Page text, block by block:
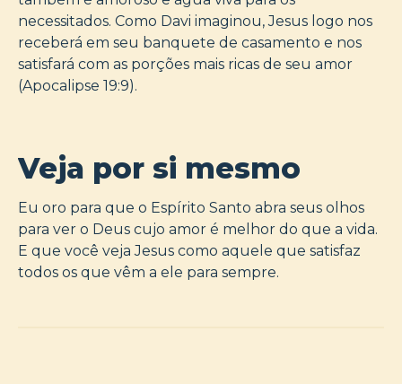
necessitados. Como Davi imaginou, Jesus logo nos
receberá em seu banquete de casamento e nos
satisfará com as porções mais ricas de seu amor
(Apocalipse 19:9).
Veja por si mesmo
Eu oro para que o Espírito Santo abra seus olhos
para ver o Deus cujo amor é melhor do que a vida.
E que você veja Jesus como aquele que satisfaz
todos os que vêm a ele para sempre.